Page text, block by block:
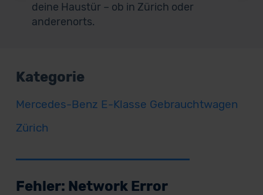
deine Haustür – ob in Zürich oder
anderenorts.
Kategorie
Mercedes-Benz E-Klasse Gebrauchtwagen
Zürich
Fehler: Network Error